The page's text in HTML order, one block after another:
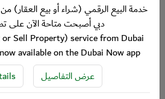
خدمة البيع الرقمي (شراء أو بيع العقار) من
دبي أصبحت متاحة الآن على
Sell Property) service from Dubai
available on the Dubai Now app
عرض التفاصيل